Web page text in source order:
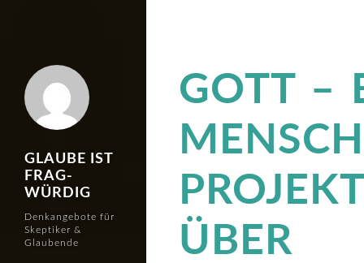
GLAUBE IST
FRAG-
WÜRDIG
Denkangebote für
Skeptiker &
Glaubende
GOTT –
ÜBER